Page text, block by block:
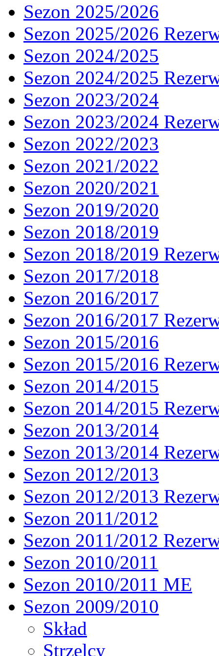
Sezon 2025/2026
Sezon 2025/2026
Sezon 2024/2025
Sezon 2024/2025
Sezon 2023/2024
Sezon 2023/2024
Sezon 2022/2023
Sezon 2021/2022
Sezon 2020/2021
Sezon 2019/2020
Sezon 2018/2019
Sezon 2018/2019
Sezon 2017/2018
Sezon 2016/2017
Sezon 2016/2017
Sezon 2015/2016
Sezon 2015/2016
Sezon 2014/2015
Sezon 2014/2015
Sezon 2013/2014
Sezon 2013/2014
Sezon 2012/2013
Sezon 2012/2013
Sezon 2011/2012
Sezon 2011/2012
Sezon 2010/2011
Sezon 2010/2011 ME
Sezon 2009/2010
Skład
Strzelcy